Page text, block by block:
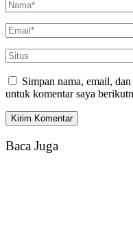
Simpan nama, email,
untuk komentar saya
Baca Juga